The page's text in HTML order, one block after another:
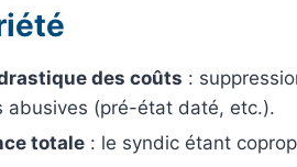
des coûts :
abusives (pré-état daté, etc.).
totale : le syndic étant